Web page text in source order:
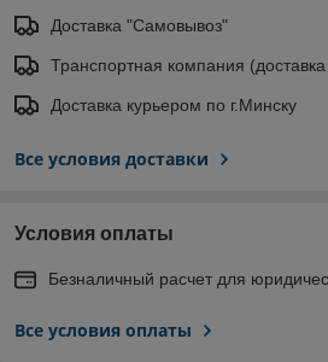
Доставка "Самовывоз"
Транспортная компания
Доставка курьером по г.Минску
Все условия доставки
Условия оплаты
Безналичный расчет для
Все условия оплаты